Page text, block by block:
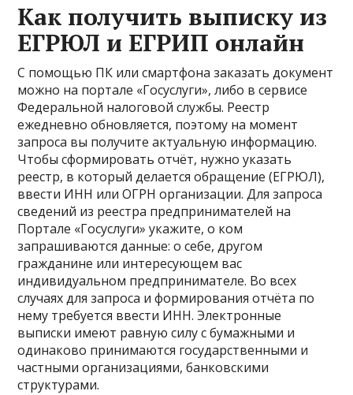
Как получить выписку из
ЕГРЮЛ и ЕГРИП онлайн
С помощью ПК или смартфона заказать документ
можно на портале «Госуслуги», либо в сервисе
Федеральной налоговой службы. Реестр
ежедневно обновляется, поэтому на момент
запроса вы получите актуальную информацию.
Чтобы сформировать отчёт, нужно указать
реестр, в который делается обращение (ЕГРЮЛ),
ввести ИНН или ОГРН организации. Для запроса
сведений из реестра предпринимателей на
Портале «Госуслуги» укажите, о ком
запрашиваются данные: о себе, другом
гражданине или интересующем вас
индивидуальном предпринимателе. Во всех
случаях для запроса и формирования отчёта по
нему требуется ввести ИНН. Электронные
выписки имеют равную силу с бумажными и
одинаково принимаются государственными и
частными организациями, банковскими
структурами.